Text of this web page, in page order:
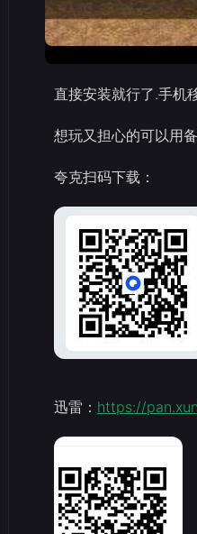
直接安装就行了.手机
想玩又担心的可以用
夸克扫码下载：
迅雷： https://